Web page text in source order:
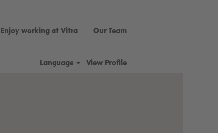
Enjoy working at Vitra Our Team
Language View Profile